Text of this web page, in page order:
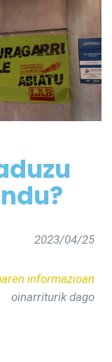
2023/04/25
informazioan
oinarriturik dago